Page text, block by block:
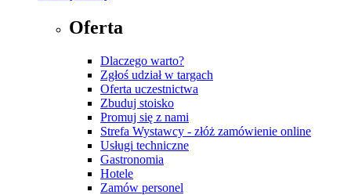
Oferta
Dlaczego warto?
Zgłoś udział w targach
Oferta uczestnictwa
Zbuduj stoisko
Promuj się z nami
Strefa Wystawcy - złóż zamówienie online
Usługi techniczne
Gastronomia
Hotele
Zamów personel